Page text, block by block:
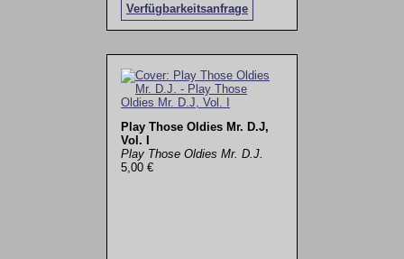
Verfügbarkeitsanfrage
Play Those Oldies Mr. D.J,
Vol. I
Play Those Oldies Mr. D.J.
5,00 €